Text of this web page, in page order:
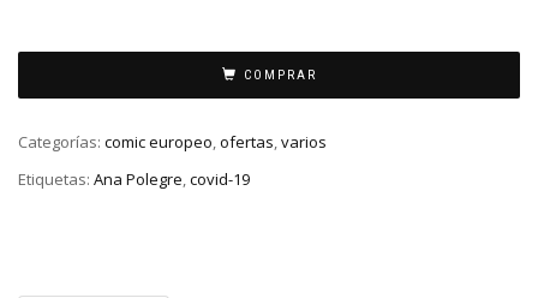
COMPRAR
Categorías: comic europeo,ofertas,varios
Etiquetas: Ana Polegre covid-19